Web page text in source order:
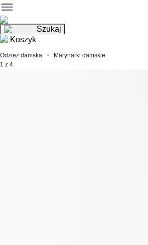
Szukaj
Koszyk
Odzież damska
Marynarki damskie
1 z 4